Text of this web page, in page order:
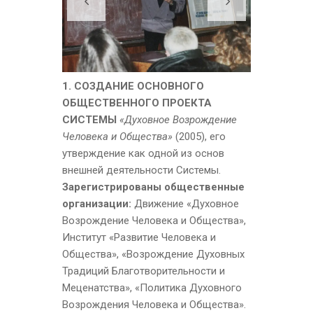
1. СОЗДАНИЕ ОСНОВНОГО
ОБЩЕСТВЕННОГО ПРОЕКТА
СИСТЕМЫ «Духовное Возрождение
Человека и Общества» (2005), его
утверждение как одной из основ
внешней деятельности Системы.
Зарегистрированы общественные
организации: Движение «Духовное
Возрождение Человека и Общества»,
Институт «Развитие Человека и
Общества», «Возрождение Духовных
Традиций Благотворительности и
Меценатства», «Политика Духовного
Возрождения Человека и Общества».